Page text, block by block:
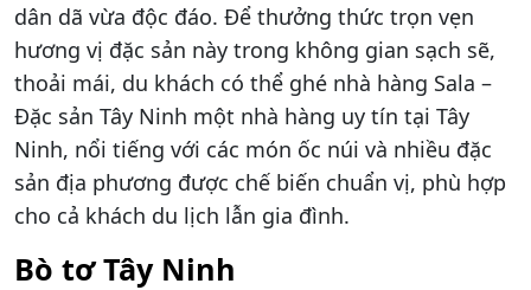
dân dã vừa độc đáo. Để thưởng thức trọn vẹn
hương vị đặc sản này trong không gian sạch sẽ,
thoải mái, du khách có thể ghé nhà hàng Sala –
Đặc sản Tây Ninh một nhà hàng uy tín tại Tây
Ninh, nổi tiếng với các món ốc núi và nhiều đặc
sản địa phương được chế biến chuẩn vị, phù hợp
cho cả khách du lịch lẫn gia đình.
Bò tơ Tây Ninh